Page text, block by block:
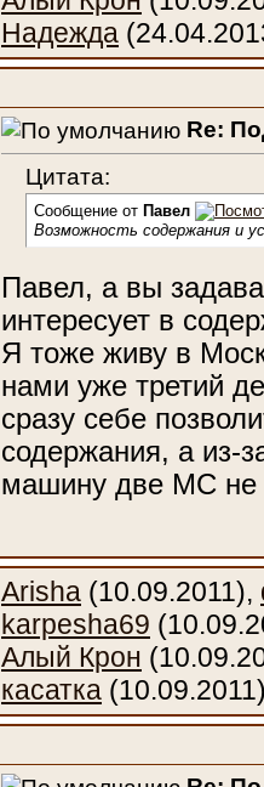
Надежда
Re:
Цитата:
Сообщение от Павел
Возможность содержания и
Павел, а вы
интересует в
Я тоже живу в
нами уже третий
сразу себе
содержания, а из-
машину две МС не
Arisha (10.09.2011),
karpesha69
Алый Крон
касатка